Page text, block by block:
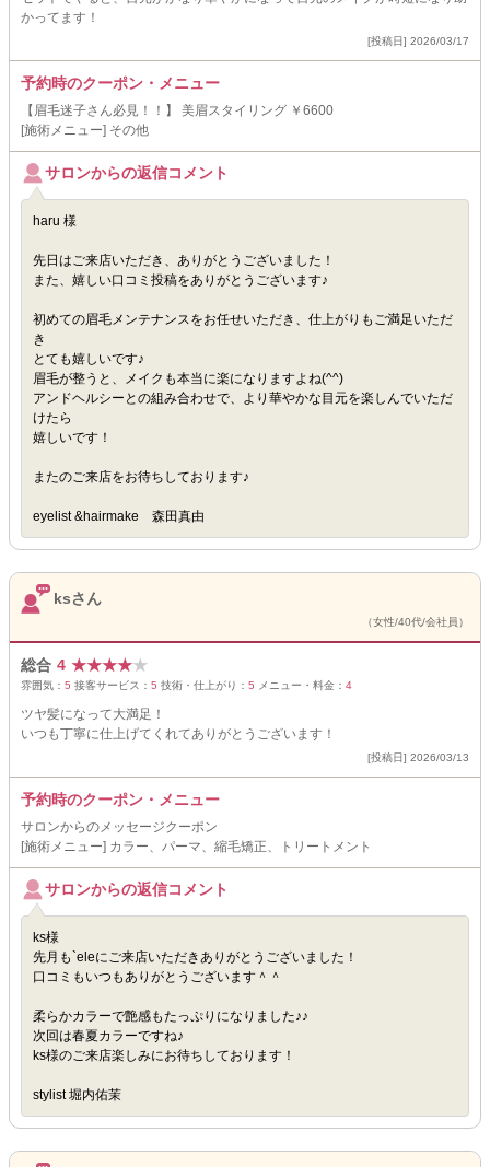
かってます！
[投稿日] 2026/03/17
予約時のクーポン・メニュー
【眉毛迷子さん必見！！】 美眉スタイリング ￥6600
[施術メニュー] その他
サロンからの返信コメント
haru 様
先日はご来店いただき、ありがとうございました！
また、嬉しい口コミ投稿をありがとうございます♪
初めての眉毛メンテナンスをお任せいただき、仕上がりもご満足いただ
き
とても嬉しいです♪
眉毛が整うと、メイクも本当に楽になりますよね(^^)
アンドヘルシーとの組み合わせで、より華やかな目元を楽しんでいただ
けたら
嬉しいです！
またのご来店をお待ちしております♪
eyelist &hairmake 森田真由
ksさん
（女性/40代/会社員）
総合 4 ★★★★★
雰囲気： 5 接客サービス： 5 技術・仕上がり： 5 メニュー・料金： 4
ツヤ髪になって大満足！
いつも丁寧に仕上げてくれてありがとうございます！
[投稿日] 2026/03/13
予約時のクーポン・メニュー
サロンからのメッセージクーポン
[施術メニュー] カラー、パーマ、縮毛矯正、トリートメント
サロンからの返信コメント
ks様
先月も`eleにご来店いただきありがとうございました！
口コミもいつもありがとうございます＾＾
柔らかカラーで艶感もたっぷりになりました♪♪
次回は春夏カラーですね♪
ks様のご来店楽しみにお待ちしております！
stylist 堀内佑茉